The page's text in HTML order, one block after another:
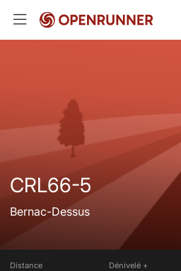
CRL66-5
Bernac-Dessus
Distance Dénivelé +